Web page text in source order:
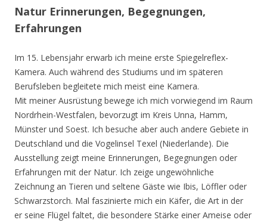
Natur Erinnerungen, Begegnungen,
Erfahrungen
Im 15. Lebensjahr erwarb ich meine erste Spiegelreflex-
Kamera. Auch während des Studiums und im späteren
Berufsleben begleitete mich meist eine Kamera.
Mit meiner Ausrüstung bewege ich mich vorwiegend im Raum
Nordrhein-Westfalen, bevorzugt im Kreis Unna, Hamm,
Münster und Soest. Ich besuche aber auch andere Gebiete in
Deutschland und die Vogelinsel Texel (Niederlande). Die
Ausstellung zeigt meine Erinnerungen, Begegnungen oder
Erfahrungen mit der Natur. Ich zeige ungewöhnliche
Zeichnung an Tieren und seltene Gäste wie Ibis, Löffler oder
Schwarzstorch. Mal faszinierte mich ein Käfer, die Art in der
er seine Flügel faltet, die besondere Stärke einer Ameise oder